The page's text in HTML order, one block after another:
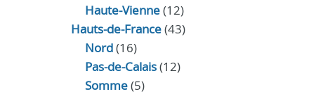
Haute-Vienne(12)
Hauts-de-France(43)
Nord(16)
Pas-de-Calais(12)
Somme(5)